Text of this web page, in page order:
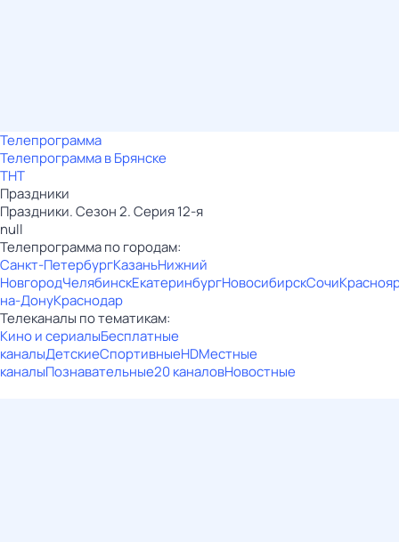
Телепрограмма
Телепрограмма в Брянске
ТНТ
Праздники
Праздники. Сезон 2. Серия 12-я
null
Телепрограмма по городам:
Санкт-ПетербургКазаньНижний
НовгородЧелябинскЕкатеринбургНовосибирскСочи
на-ДонуКраснодар
Телеканалы по тематикам:
Кино и сериалыБесплатные
каналыДетскиеСпортивныеHDМестные
каналыПознавательные20 каналовНовостные